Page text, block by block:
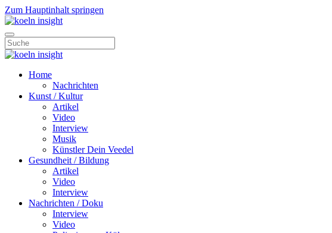
Zum Hauptinhalt springen
Home
Nachrichten
Kunst / Kultur
Artikel
Video
Interview
Musik
Künstler Dein Veedel
Gesundheit / Bildung
Artikel
Video
Interview
Nachrichten / Doku
Interview
Video